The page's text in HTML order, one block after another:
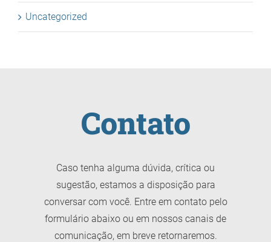
Uncategorized
Contato
Caso tenha alguma dúvida, crítica ou
sugestão, estamos a disposição para
conversar com você. Entre em contato pelo
formulário abaixo ou em nossos canais de
comunicação, em breve retornaremos.